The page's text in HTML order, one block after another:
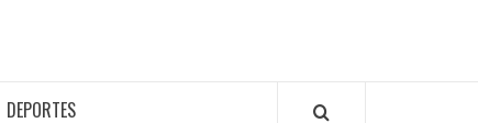
DEPORTES